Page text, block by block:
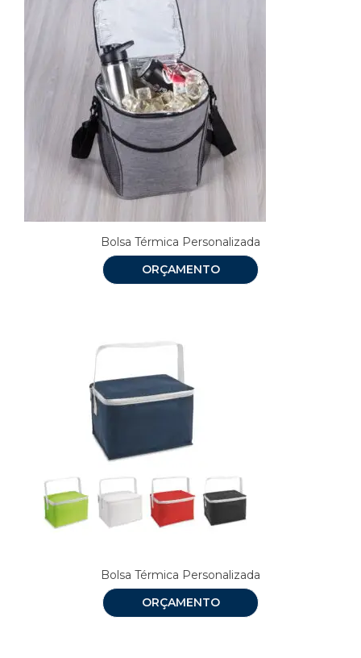
Bolsa Térmica Personalizada
ORÇAMENTO
Bolsa Térmica Personalizada
ORÇAMENTO